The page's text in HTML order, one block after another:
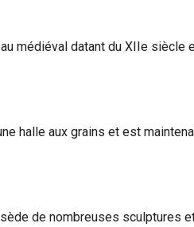
médiéval datant du XIIe
halle aux grains et est
de nombreuses sculptures